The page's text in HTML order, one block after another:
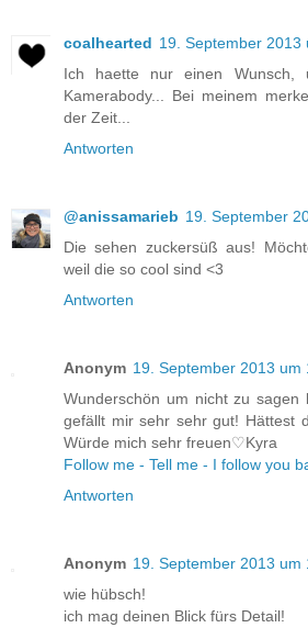
coalhearted 19. September 2013
Ich haette nur einen Wunsch,
Kamerabody... Bei meinem
der Zeit...
Antworten
@anissamarieb 19. September
Die sehen zuckersüß aus!
weil die so cool sind <3
Antworten
Anonym 19. September 2013 um
Wunderschön um nicht zu sagen
gefällt mir sehr sehr gut! Hättest
Würde mich sehr freuen♡Kyra
Follow me - Tell me - I follow you
Antworten
Anonym 19. September 2013 um
wie hübsch!
ich mag deinen Blick fürs Detail!